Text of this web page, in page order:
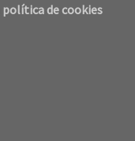
política de cookies